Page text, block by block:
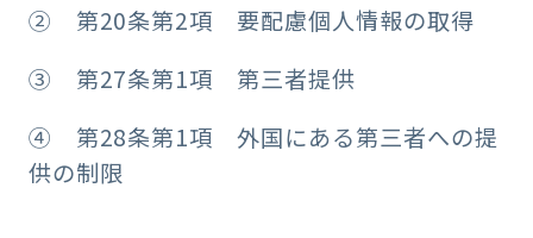
② 第20条第2項 要配慮個人情報の取得
③ 第27条第1項 第三者提供
④ 第28条第1項 外国にある第三者への提
供の制限